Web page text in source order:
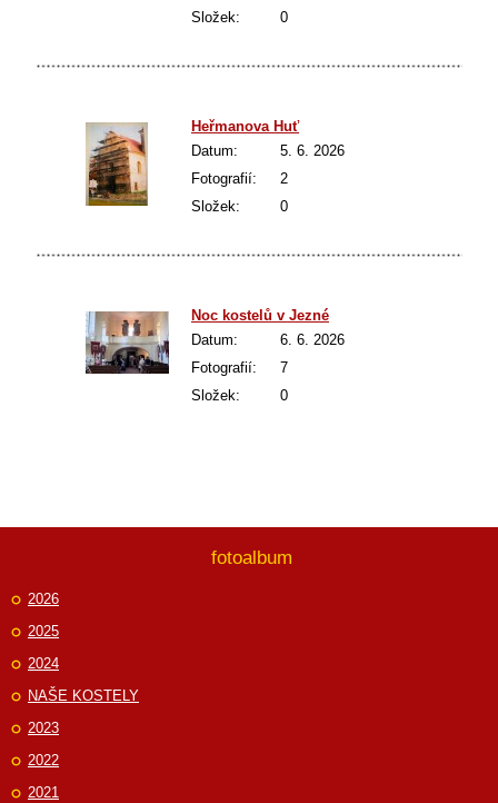
Složek:
0
Heřmanova Huť
Datum:
5. 6. 2026
Fotografií:
2
Složek:
0
Noc kostelů v Jezné
Datum:
6. 6. 2026
Fotografií:
7
Složek:
0
fotoalbum
2026
2025
2024
NAŠE KOSTELY
2023
2022
2021